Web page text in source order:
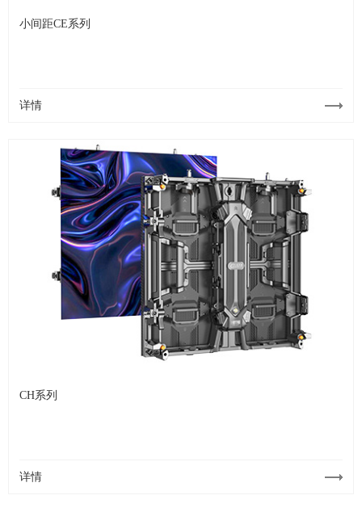
小间距CE系列
详情
CH系列
详情